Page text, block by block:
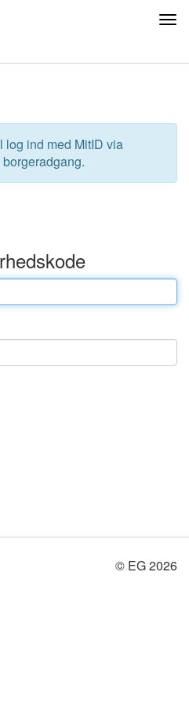
log ind med MitID via
© EG 2026